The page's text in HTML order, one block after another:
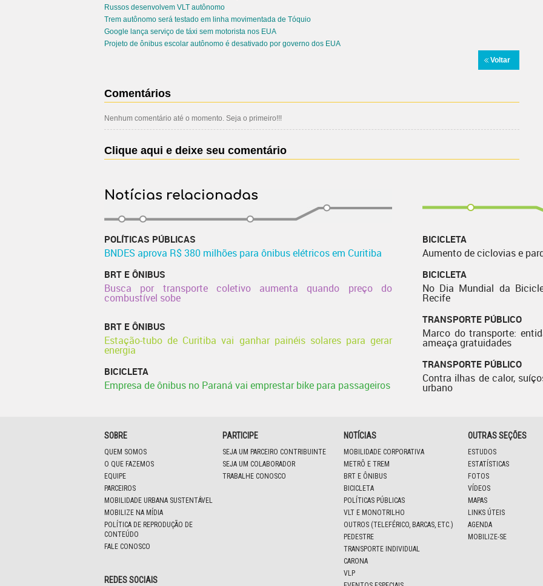
Russos desenvolvem VLT autônomo
Trem autônomo será testado em linha movimentada de Tóquio
Google lança serviço de táxi sem motorista nos EUA
Projeto de ônibus escolar autônomo é desativado por governo dos EUA
Voltar
Comentários
Nenhum comentário até o momento. Seja o primeiro!!!
Clique aqui e deixe seu comentário
Notícias relacionadas
POLÍTICAS PÚBLICAS
BNDES aprova R$ 380 milhões para ônibus elétricos em Curitiba
BRT E ÔNIBUS
Busca por transporte coletivo aumenta quando preço do
combustível sobe
BRT E ÔNIBUS
Estação-tubo de Curitiba vai ganhar painéis solares para gerar
energia
BICICLETA
Empresa de ônibus no Paraná vai emprestar bike para passageiros
BICICLETA
Aumento de ciclovias e
BICICLETA
No Dia Mundial da
Recife
TRANSPORTE PÚBLICO
Marco do transporte:
ameaça gratuidades
TRANSPORTE PÚBLICO
Contra ilhas de calor,
urbano
SOBRE
QUEM SOMOS
O QUE FAZEMOS
EQUIPE
PARCEIROS
MOBILIDADE URBANA SUSTENTÁVEL
MOBILIZE NA MÍDIA
POLÍTICA DE REPRODUÇÃO DE
CONTEÚDO
FALE CONOSCO
PARTICIPE
SEJA UM PARCEIRO CONTRIBUINTE
SEJA UM COLABORADOR
TRABALHE CONOSCO
REDES SOCIAIS
NOTÍCIAS
MOBILIDADE CORPORATIVA
METRÔ E TREM
BRT E ÔNIBUS
BICICLETA
POLÍTICAS PÚBLICAS
VLT E MONOTRILHO
OUTROS (TELEFÉRICO, BARCAS, ETC.)
PEDESTRE
TRANSPORTE INDIVIDUAL
CARONA
VLP
OUTRAS SEÇÕES
ESTUDOS
ESTATÍSTICAS
FOTOS
VÍDEOS
MAPAS
LINKS ÚTEIS
AGENDA
MOBILIZE-SE